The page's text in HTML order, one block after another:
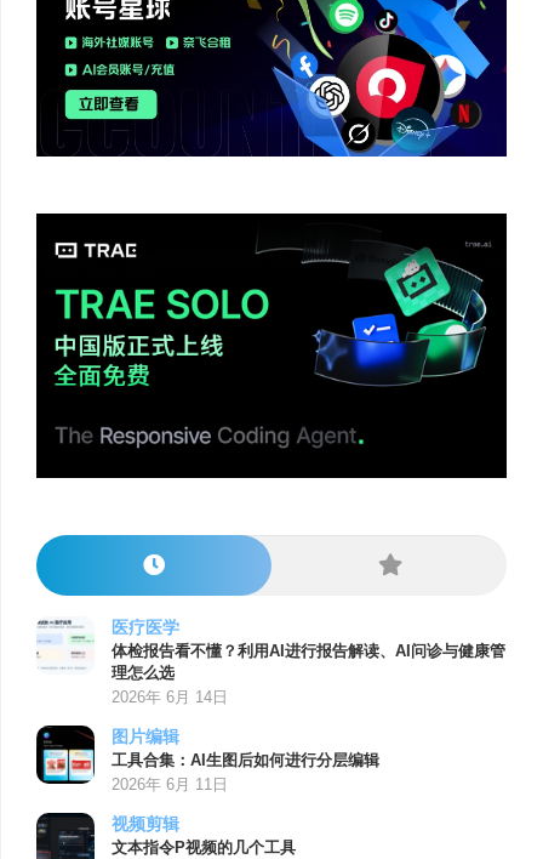
医疗医学
体检报告看不懂？利用AI进行报告解读、AI问诊与健康管
理怎么选
2026年 6月 14日
图片编辑
工具合集：AI生图后如何进行分层编辑
2026年 6月 11日
视频剪辑
文本指令P视频的几个工具